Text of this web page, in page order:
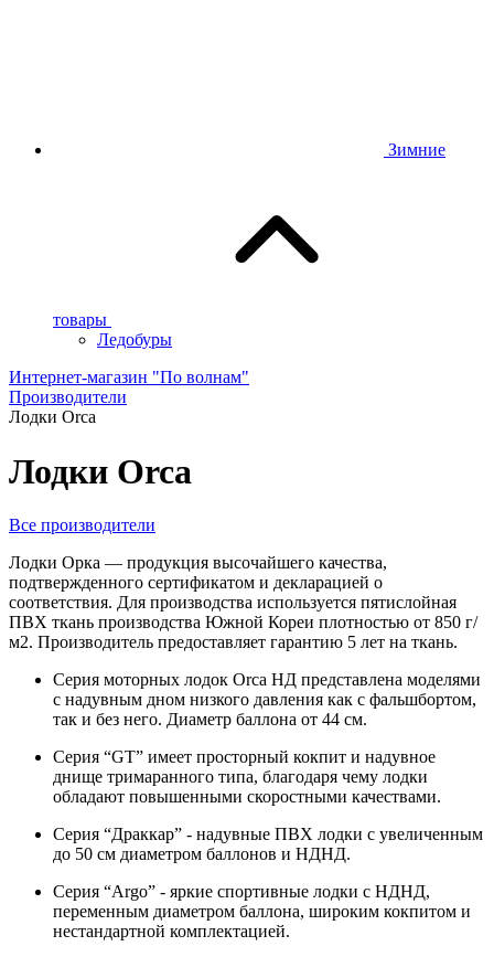
Зимние
товары
Ледобуры
Интернет-магазин "По волнам"
Производители
Лодки Orca
Лодки Orca
Все производители
Лодки Орка — продукция высочайшего качества,
подтвержденного сертификатом и декларацией о
соответствия. Для производства используется пятислойная
ПВХ ткань производства Южной Кореи плотностью от 850 г/
м2. Производитель предоставляет гарантию 5 лет на ткань.
Серия моторных лодок Orca НД представлена моделями
с надувным дном низкого давления как с фальшбортом,
так и без него. Диаметр баллона от 44 см.
Серия “GT” имеет просторный кокпит и надувное
днище тримаранного типа, благодаря чему лодки
обладают повышенными скоростными качествами.
Серия “Драккар” - надувные ПВХ лодки с увеличенным
до 50 см диаметром баллонов и НДНД.
Серия “Argo” - яркие спортивные лодки с НДНД,
переменным диаметром баллона, широким кокпитом и
нестандартной комплектацией.